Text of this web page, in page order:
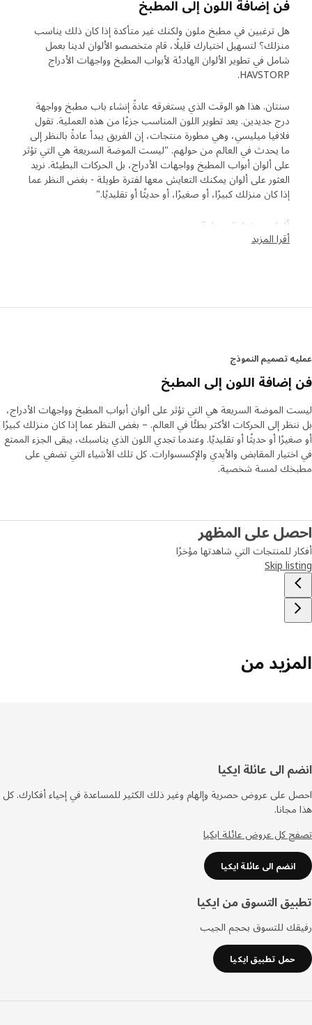
فن إضافة اللون إلى المطبخ
هل ترغبين في مطبخ ملون ولكنك غير متأكدة إذا كان ذلك يناسب
منزلك؟ لتسهيل اختيارك قليلًا، قام متخصصو الألوان لدينا بعمل
شامل في تطوير الألوان الهادئة لأبواب المطبخ وواجهات الأدراج
HAVSTORP.
سنتان. هذا هو الوقت الذي يستغرقه عادةً إنشاء باب مطبخ وواجهة
درج جديدين. يعد تطوير اللون المناسب جزءًا من هذه العملية. تقول
فلافيا ميليسي، وهي مطورة منتجات، إن الفريق يبدأ عادةً بالنظر إلى
ما يحدث في العالم من حولهم. "ليست الموضة السريعة هي التي تؤثر
على ألوان أبواب المطبخ وواجهات الأدراج، بل الحركات البطيئة. نريد
العثور على ألوان يمكنك التعايش معها لفترة طويلة - بغض النظر عما
إذا كان منزلك كبيرًا، أو صغيرًا، أو حديثًا أو تقليديًا."
ألوان مختارة بعناية
يمكننا محاكاة عدة أنواع من ضوء النهار والإضاءة لنرى كيف يظهر شكل
بالتنسيق مع منزلك
نظرًا لأننا في ايكيا لدينا المنزل بأكمله تحت سقف واحد، يمكننا دائمًا
تطوير واختبار منتجات جديدة مقارنة ببقية مجموعتنا "وبهذه الطريقة
يمكننا رؤية الألوان في السياق الصحيح ونضمن أنها تنسجم مع أسطح
العمل، والأجهزة، والأحواض وأنواع مختلفة من الخشب. كما نقوم
بتنسيقها مع بقية المنزل حتى يصبح مظهره متناغمًا بالكامل. وعندما
مطبخك الخاص."
أقرا المزيد
تصميم النموذج
اللون إلى المطبخ
الموضة السريعة هي التي تؤثر على ألوان أبواب المطبخ وواجهات الأدراج،
إلى الحركات الأكثر بطئًا في العالم. – بغض النظر عما إذا كان منزلك كبيرًا
أو حديثًا أو تقليديًا. وعندما تجدي اللون الذي يناسبك، يبقى الجزء الممتع
المقابض والأيدي والإكسسوارات. كل تلك الأشياء التي تضفي على
لمسة شخصية.
على المظهر
للمنتجات التي شاهدتها مؤخرًا
Skip
من
الى عائلة ايكيا
على عروض حصرية وإلهام وغير ذلك الكثير للمساعدة في إحياء أفكارك. كل
كل عروض عائلة ايكيا
انضم الى عائلة ايكيا
التسوق من ايكيا
للتسوق بحجم الجيب
حمل تطبيق ايكيا